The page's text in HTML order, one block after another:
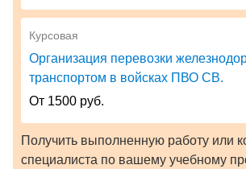
Курсовая
Организация перевозки
транспортом в войсках ПВО СВ.
От 1500 руб.
Получить выполненную работу или
специалиста по вашему учебному